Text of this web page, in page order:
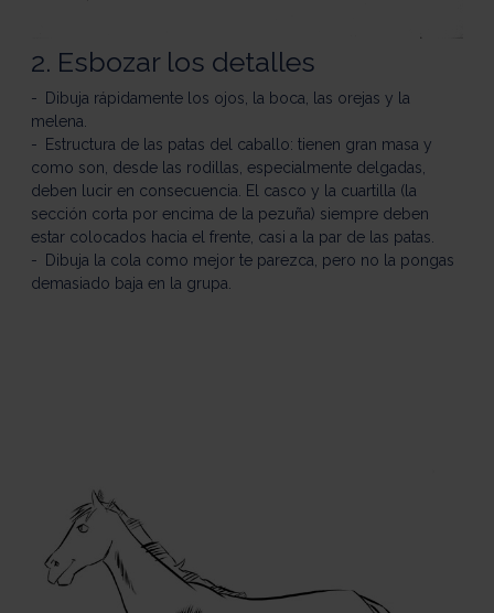
2. Esbozar los detalles
Dibuja rápidamente los ojos, la boca, las orejas y la
melena.
Estructura de las patas del caballo: tienen gran masa y
como son, desde las rodillas, especialmente delgadas,
deben lucir en consecuencia. El casco y la cuartilla (la
sección corta por encima de la pezuña) siempre deben
estar colocados hacia el frente, casi a la par de las patas.
Dibuja la cola como mejor te parezca, pero no la pongas
demasiado baja en la grupa.